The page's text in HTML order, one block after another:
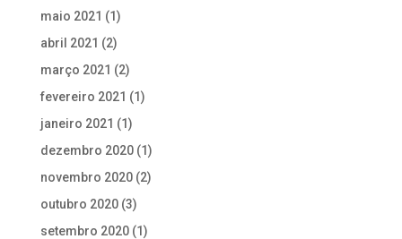
maio 2021 (1)
abril 2021 (2)
março 2021 (2)
fevereiro 2021 (1)
janeiro 2021 (1)
dezembro 2020(1)
novembro 2020(2)
outubro 2020(3)
setembro 2020(1)